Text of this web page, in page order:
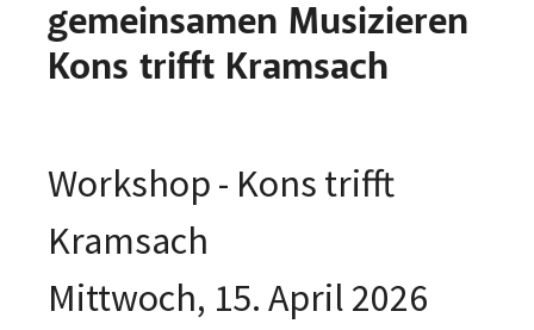
gemeinsamen Musizieren
Kons trifft Kramsach
Workshop - Kons trifft
Kramsach
Mittwoch, 15. April 2026